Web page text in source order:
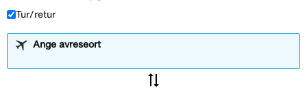
Tur/retur
Ange avreseort
sync_alt